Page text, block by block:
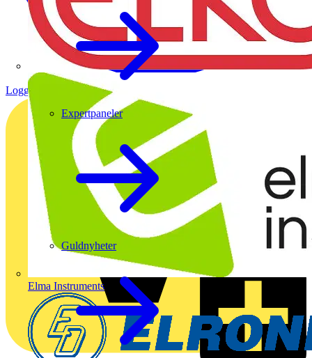
Elma Instruments
Expertpaneler
Guldnyheter
Logga in Registrera dig